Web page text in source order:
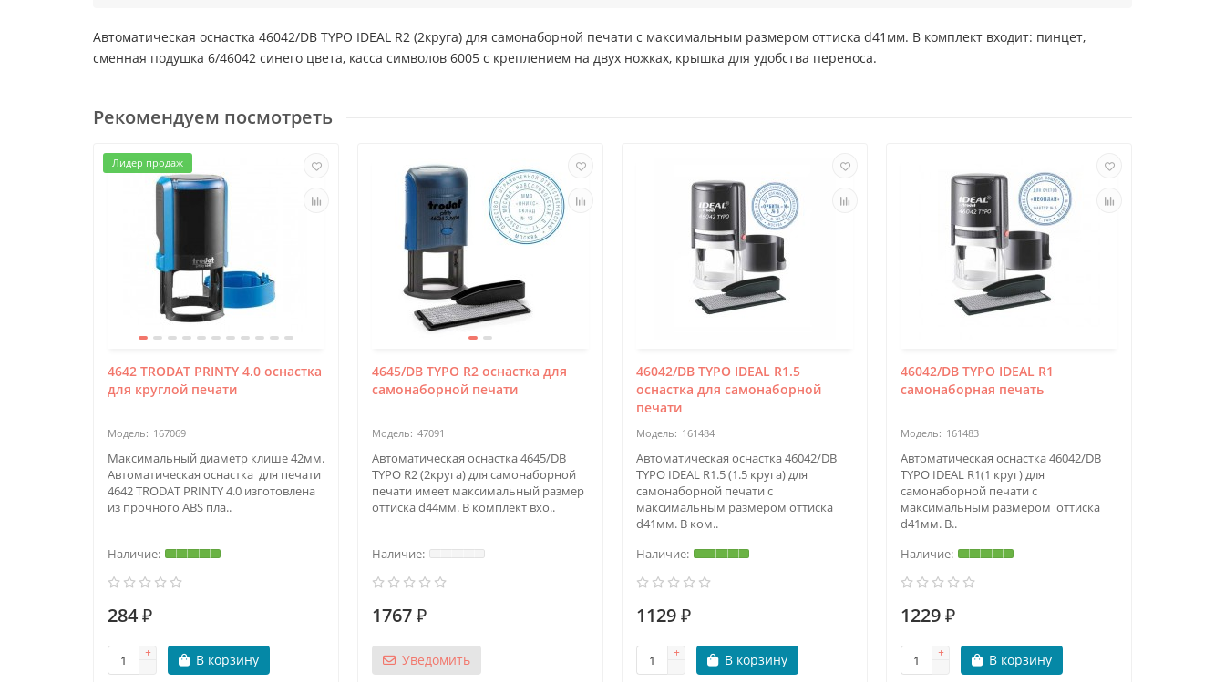
Автоматическая оснастка 46042/DB TYPO IDEAL R2 (2круга) для самонаборной печати с максимальным размером оттиска d41мм. В комплект входит: пинцет,
сменная подушка 6/46042 синего цвета, касса символов 6005 с креплением на двух ножках, крышка для удобства переноса.
Рекомендуем посмотреть
Лидер продаж
4642 TRODAT PRINTY 4.0 оснастка
для круглой печати
167069
Максимальный диаметр клише 42мм.
Автоматическая оснастка для печати
4642 TRODAT PRINTY 4.0 изготовлена
из прочного ABS пла..
284 ₽
В корзину
4645/DB TYPO R2 оснастка для
самонаборной печати
47091
Автоматическая оснастка 4645/DB
TYPO R2 (2круга) для самонаборной
печати имеет максимальный размер
оттиска d44мм. В комплект вхо..
1767 ₽
Уведомить
46042/DB TYPO IDEAL R1.5
оснастка для самонаборной
печати
161484
Автоматическая оснастка 46042/DB
TYPO IDEAL R1.5 (1.5 круга) для
самонаборной печати с
максимальным размером оттиска
d41мм. В ком..
1129 ₽
В корзину
46042/DB TYPO IDEAL R1
самонаборная печать
161483
Автоматическая оснастка 46042/DB
TYPO IDEAL R1(1 круг) для
самонаборной печати с
максимальным размером оттиска
d41мм. В..
1229 ₽
В корзину